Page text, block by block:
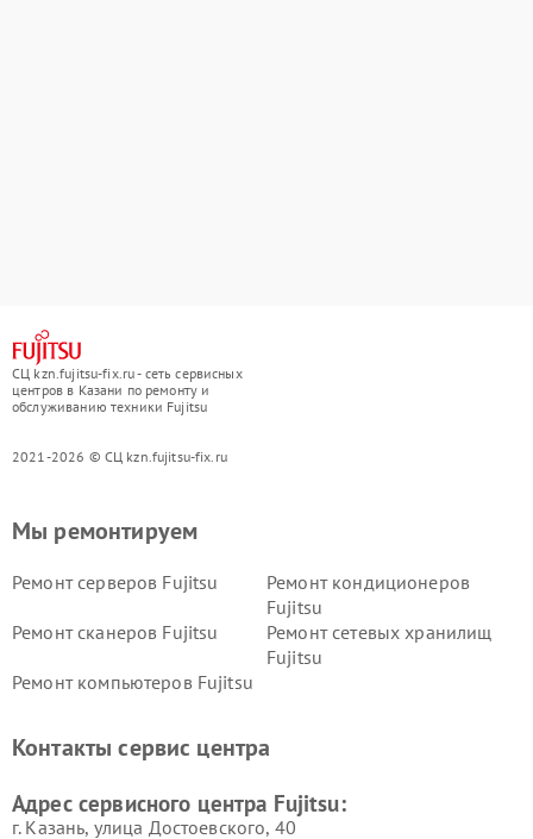
СЦ kzn.fujitsu-fix.ru - сеть сервисных
центров в Казани по ремонту и
обслуживанию техники Fujitsu
2021-2026 © СЦ kzn.fujitsu-fix.ru
Мы ремонтируем
Ремонт серверов Fujitsu
Ремонт кондиционеров
Fujitsu
Ремонт сканеров Fujitsu
Ремонт сетевых хранилищ
Fujitsu
Ремонт компьютеров Fujitsu
Контакты сервис центра
Адрес сервисного центра Fujitsu:
г. Казань, улица Достоевского, 40